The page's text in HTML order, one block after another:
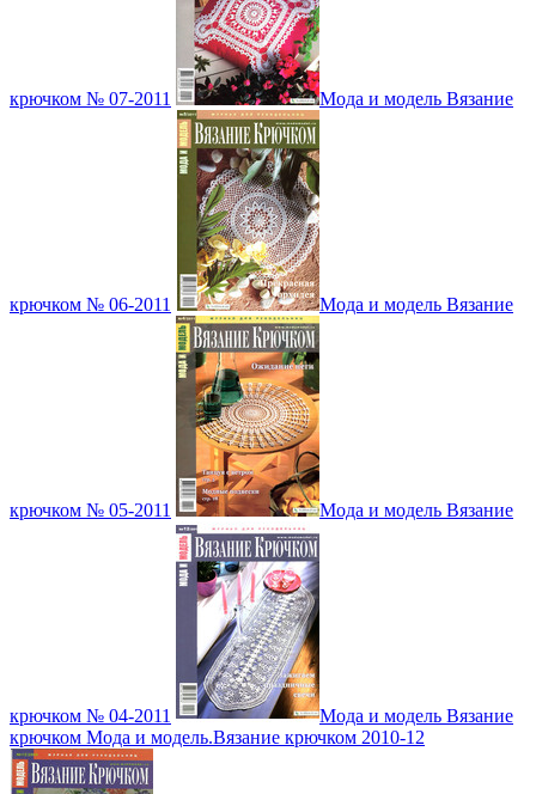
крючком № 07-2011 Мода и модель Вязание
крючком № 06-2011 Мода и модель Вязание
крючком № 05-2011 Мода и модель Вязание
крючком № 04-2011
Мода и модель Вязание
крючком Мода и модель.Вязание крючком 2010-12